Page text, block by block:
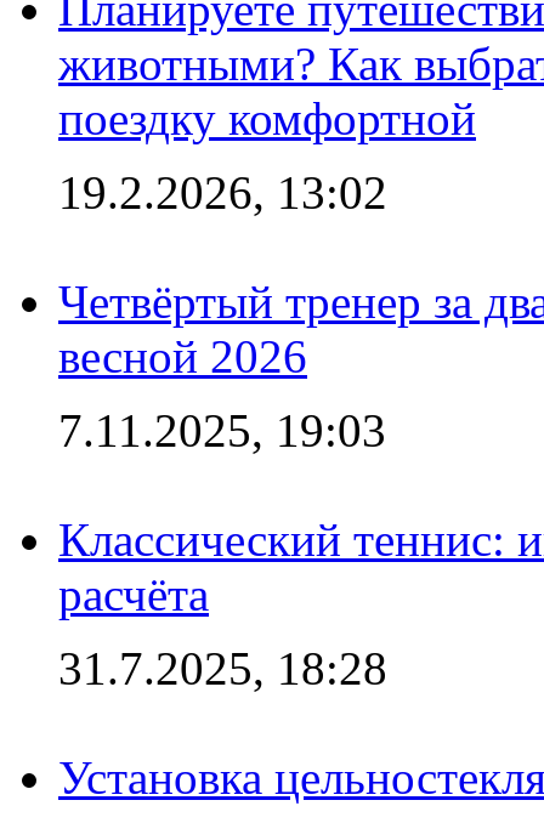
животными? Как
поездку комфортной
19.2.2026, 13:02
Четвёртый тренер за
весной 2026
7.11.2025, 19:03
Классический теннис:
расчёта
31.7.2025, 18:28
Установка